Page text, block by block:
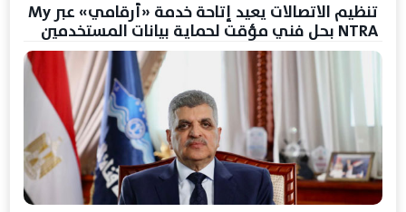
تنظيم الاتصالات يعيد إتاحة خدمة «أرقامي» عبر My
NTRA بحل فني مؤقت لحماية بيانات المستخدمين